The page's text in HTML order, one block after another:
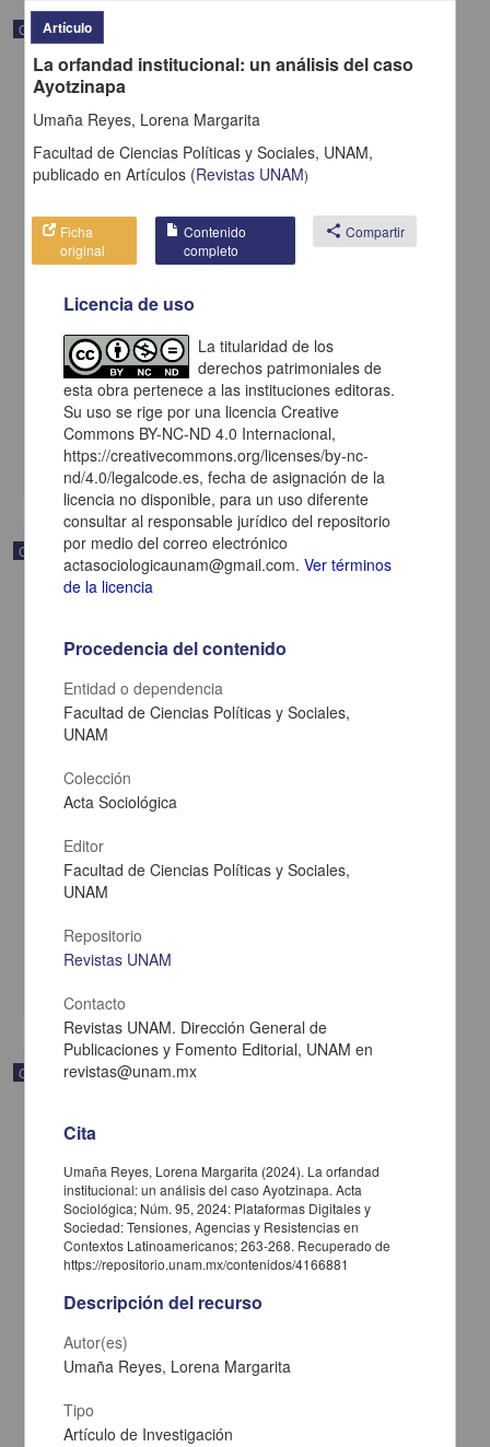
Correspondencia postal
Carta de H. C. Pitman a Francisco I. Madero en la que le solicita
una fotografía
Pitman, H. C.
[sin fecha]
Multidisciplina
Correspondencia postal
Carta de Zeferino Pérez, el general Antonio Rábago se encuentra
en la ranchería de Samalayuca
[sin fecha]
Multidisciplina
Correspondencia postal
informa se irá a la costa por prescripción médica
Maytorena, José María
Artículo
La orfandad institucional: un análisis del caso
Ayotzinapa
Umaña Reyes, Lorena Margarita
Facultad de Ciencias Políticas y Sociales, UNAM,
publicado enArtículos (Revistas UNAM)
Ficha
original
Contenido
completo
share Compartir
Licencia de uso
La titularidad de los
derechos patrimoniales de
esta obra pertenece a las instituciones editoras.
Su uso se rige por una licencia Creative
Commons BY-NC-ND 4.0 Internacional,
https://creativecommons.org/licenses/by-nc-
nd/4.0/legalcode.es, fecha de asignación de la
licencia no disponible, para un uso diferente
consultar al responsable jurídico del repositorio
por medio del correo electrónico
actasociologicaunam@gmail.com.Ver términos
de la licencia
Procedencia del contenido
Entidad o dependencia
Facultad de Ciencias Políticas y Sociales,
UNAM
Colección
Acta Sociológica
Editor
Facultad de Ciencias Políticas y Sociales,
UNAM
Repositorio
Revistas UNAM
Contacto
Revistas UNAM. Dirección General de
Publicaciones y Fomento Editorial, UNAM en
revistas@unam.mx
Cita
Umaña Reyes, Lorena Margarita (2024). La orfandad
institucional: un análisis del caso Ayotzinapa. Acta
Sociológica; Núm. 95, 2024: Plataformas Digitales y
Sociedad: Tensiones, Agencias y Resistencias en
Contextos Latinoamericanos; 263-268. Recuperado de
https://repositorio.unam.mx/contenidos/4166881
Descripción del recurso
Autor(es)
Umaña Reyes, Lorena Margarita
Tipo
Artículo de Investigación